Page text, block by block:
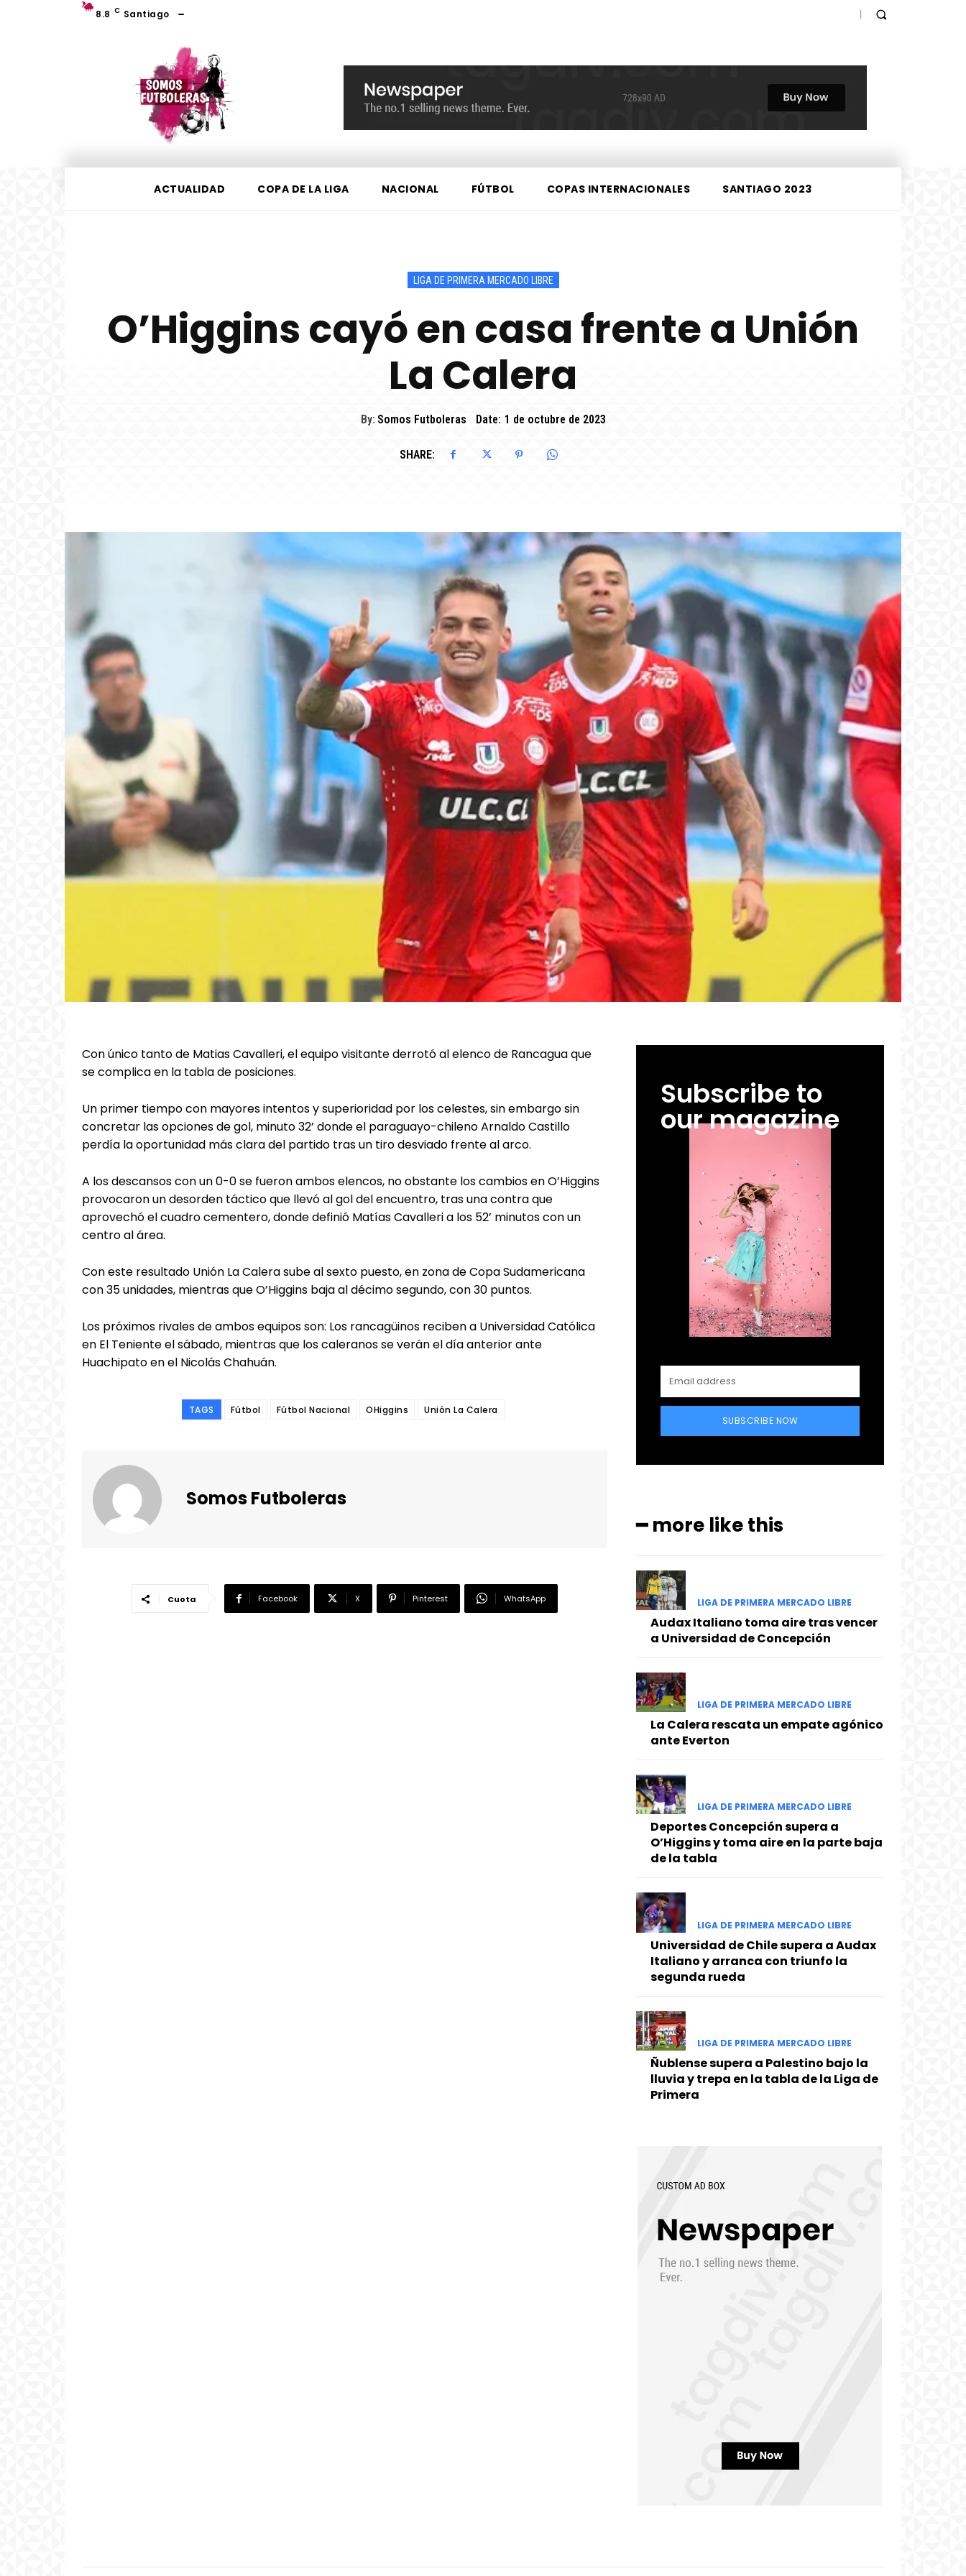
8.8 C Santiago
ACTUALIDAD COPA DE LA LIGA NACIONAL FÚTBOL COPAS INTERNACIONALES SANTIAGO 2023
LIGA DE PRIMERA MERCADO LIBRE
O’Higgins cayó en casa frente a Unión
La Calera
By: Somos Futboleras Date: 1 de octubre de 2023
SHARE:
Con único tanto de Matias Cavalleri, el equipo visitante derrotó al elenco de Rancagua que
se complica en la tabla de posiciones.
Un primer tiempo con mayores intentos y superioridad por los celestes, sin embargo sin
concretar las opciones de gol, minuto 32’ donde el paraguayo-chileno Arnaldo Castillo
perdía la oportunidad más clara del partido tras un tiro desviado frente al arco.
A los descansos con un 0-0 se fueron ambos elencos, no obstante los cambios en O’Higgins
provocaron un desorden táctico que llevó al gol del encuentro, tras una contra que
aprovechó el cuadro cementero, donde definió Matías Cavalleri a los 52’ minutos con un
centro al área.
Con este resultado Unión La Calera sube al sexto puesto, en zona de Copa Sudamericana
con 35 unidades, mientras que O’Higgins baja al décimo segundo, con 30 puntos.
Los próximos rivales de ambos equipos son: Los rancagüinos reciben a Universidad Católica
en El Teniente el sábado, mientras que los caleranos se verán el día anterior ante
Huachipato en el Nicolás Chahuán.
TAGS Fútbol Fútbol Nacional OHiggins Unión La Calera
Somos Futboleras
Cuota Facebook X Pinterest WhatsApp
Subscribe to
our magazine
SUBSCRIBE NOW
━ more like this
LIGA DE PRIMERA MERCADO LIBRE
Audax Italiano toma aire tras vencer
a Universidad de Concepción
LIGA DE PRIMERA MERCADO LIBRE
La Calera rescata un empate agónico
ante Everton
LIGA DE PRIMERA MERCADO LIBRE
Deportes Concepción supera a
O’Higgins y toma aire en la parte baja
de la tabla
LIGA DE PRIMERA MERCADO LIBRE
Universidad de Chile supera a Audax
Italiano y arranca con triunfo la
segunda rueda
LIGA DE PRIMERA MERCADO LIBRE
Ñublense supera a Palestino bajo la
lluvia y trepa en la tabla de la Liga de
Primera